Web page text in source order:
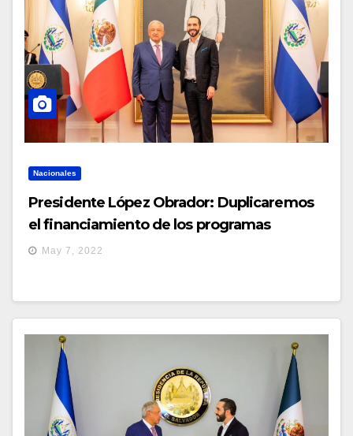
Nacionales
Presidente López Obrador: Duplicaremos
el financiamiento de los programas
Sembrando Vida y Jóvenes Construyendo
May 7, 2022